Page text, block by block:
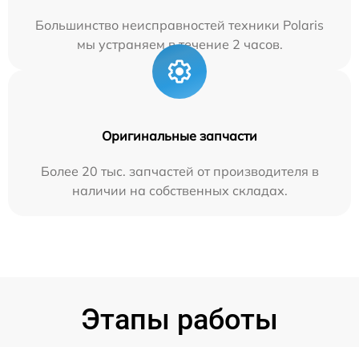
Большинство неисправностей техники Polaris
мы устраняем в течение 2 часов.
Оригинальные запчасти
Более 20 тыс. запчастей от производителя в
наличии на собственных складах.
Этапы работы